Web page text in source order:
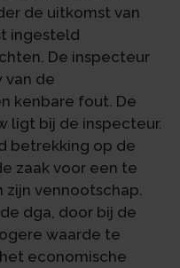
de uitkomst van
ingesteld
De inspecteur
van de
kenbare fout. De
ligt bij de inspecteur.
betrekking op de
zaak voor een te
vennootschap.
dga, door bij de
waarde te
economische